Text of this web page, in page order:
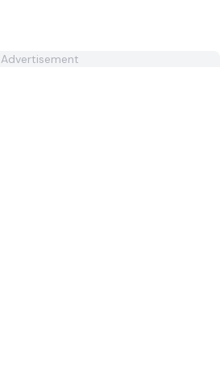
Advertisement